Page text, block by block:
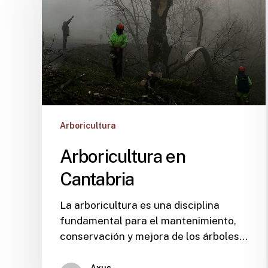
Arboricultura
Arboricultura en
Cantabria
La arboricultura es una disciplina
fundamental para el mantenimiento,
conservación y mejora de los árboles…